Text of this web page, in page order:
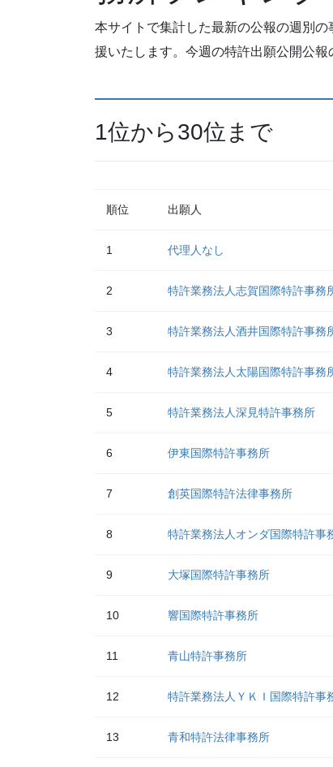
本サイトで集計した最新の公報の週別
援いたします。今週の特許出願公開公報
1位から30位まで
順位 出願人
1 代理人なし
2 特許業務法人志賀国際特許事務
3 特許業務法人酒井国際特許事務
4 特許業務法人太陽国際特許事務
5 特許業務法人深見特許事務所
6 伊東国際特許事務所
7 創英国際特許法律事務所
8 特許業務法人オンダ国際特許事
9 大塚国際特許事務所
10 響国際特許事務所
11 青山特許事務所
12 特許業務法人ＹＫＩ国際特許事
13 青和特許法律事務所